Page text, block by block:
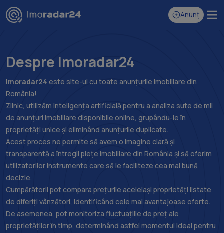
Anunț
Despre Imoradar24
Imoradar24 este site-ul cu toate anunțurile imobiliare din
România!
Zilnic, utilizăm inteligența artificială pentru a analiza sute de mii
de anunțuri imobiliare disponibile online, grupându-le în
proprietăți unice și eliminând anunțurile duplicate.
Acest proces ne permite să avem o imagine clară și
transparentă a întregii piețe imobiliare din România și să oferim
utilizatorilor instrumente care să le faciliteze cea mai bună
decizie.
Cumpărătorii pot compara prețurile aceleiași proprietăți listate
de diferiți vânzători, identificând cele mai avantajoase oferte.
De asemenea, pot monitoriza fluctuațiile de preț ale
proprietăților în timp, determinând astfel momentul ideal pentru